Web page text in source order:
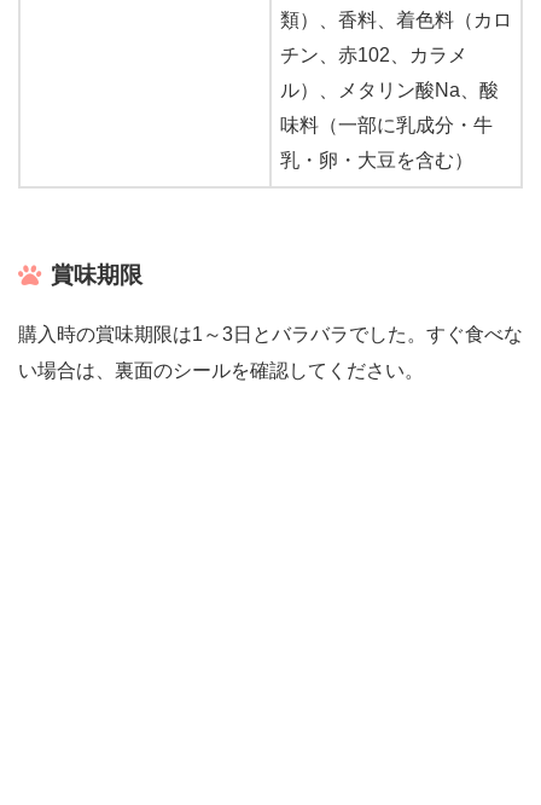
類）、香料、着色料（カロ
チン、赤102、カラメ
ル）、メタリン酸Na、酸
味料（一部に乳成分・牛
乳・卵・大豆を含む）
賞味期限
購入時の賞味期限は1～3日とバラバラでした。すぐ食べな
い場合は、裏面のシールを確認してください。